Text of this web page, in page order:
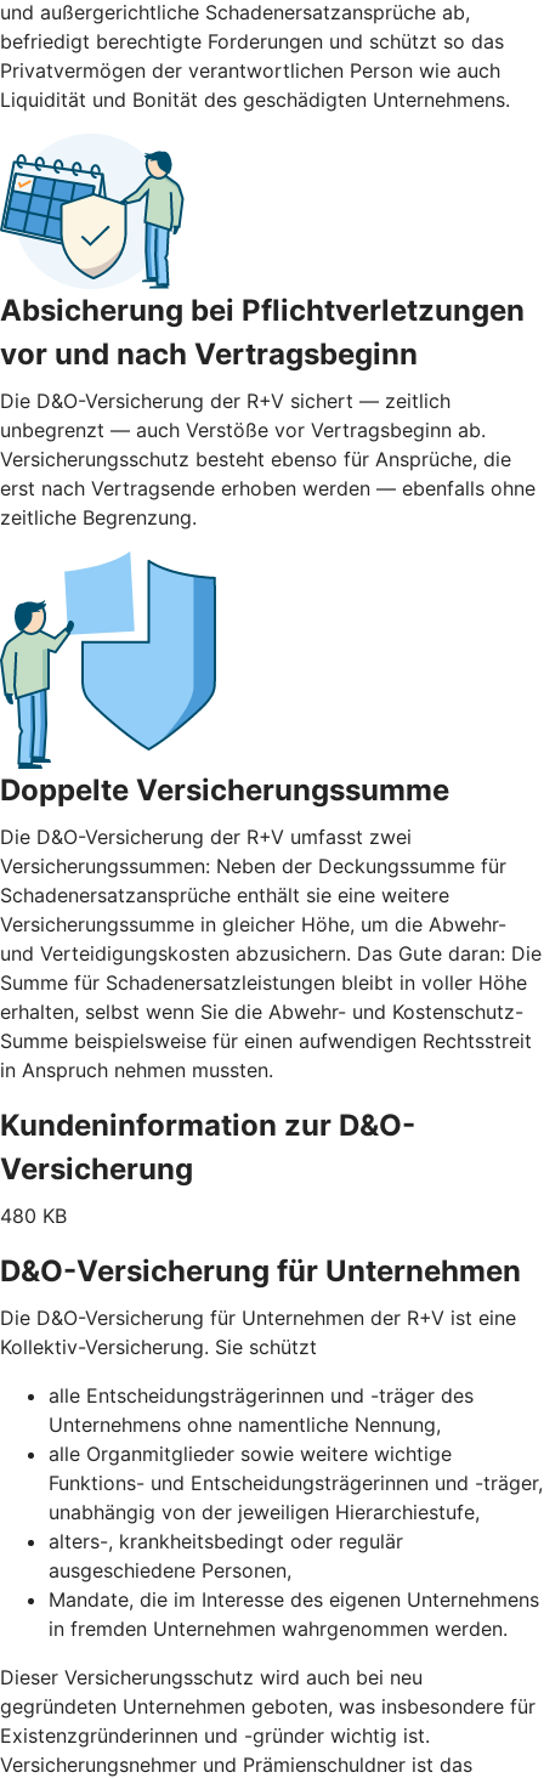
und außergerichtliche Schadenersatzansprüche ab,
befriedigt berechtigte Forderungen und schützt so das
Privatvermögen der verantwortlichen Person wie auch
Liquidität und Bonität des geschädigten Unternehmens.
Absicherung bei Pflichtverletzungen
vor und nach ­Vertragsbeginn
Die D&O-Versicherung der R+V sichert — zeitlich
unbegrenzt — auch Verstöße vor Vertragsbeginn ab.
Versicherungsschutz besteht ebenso für Ansprüche, die
erst nach Vertragsende erhoben werden — ebenfalls ohne
zeitliche Begrenzung.
Doppelte Versicherungssumme
Die D&O-Versicherung der R+V umfasst zwei
Versicherungssummen: Neben der Deckungssumme für
Schadenersatzansprüche enthält sie eine weitere
Versicherungssumme in gleicher Höhe, um die Abwehr-
und Verteidigungskosten abzusichern. Das Gute daran: Die
Summe für Schadenersatzleistungen bleibt in voller Höhe
erhalten, selbst wenn Sie die Abwehr- und Kostenschutz-
Summe beispielsweise für einen aufwendigen Rechtsstreit
in Anspruch nehmen mussten.
Kundeninformation zur D&O-
Versicherung
480 KB
D&O-Versicherung für Unternehmen
Die D&O-Versicherung für Unternehmen der R+V ist eine
Kollektiv-Versicherung. Sie schützt
alle Entscheidungsträgerinnen und -träger des
Unternehmens ohne namentliche Nennung,
alle Organmitglieder sowie weitere wichtige
Funktions- und Entscheidungsträgerinnen und -träger,
unabhängig von der jeweiligen Hierarchiestufe,
alters-, krankheitsbedingt oder regulär
ausgeschiedene Personen,
Mandate, die im Interesse des eigenen Unternehmens
in fremden Unternehmen wahrgenommen werden.
Dieser Versicherungsschutz wird auch bei neu
gegründeten Unternehmen geboten, was insbesondere für
Existenzgründerinnen und -gründer wichtig ist.
Versicherungsnehmer und Prämienschuldner ist das